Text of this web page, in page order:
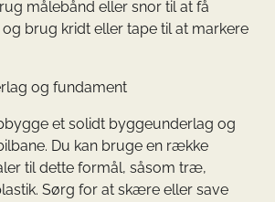
målebånd eller snor til at få
brug kridt eller tape til at markere
og fundament
et solidt byggeunderlag og
Du kan bruge en række
til dette formål, såsom træ,
Sørg for at skære eller save